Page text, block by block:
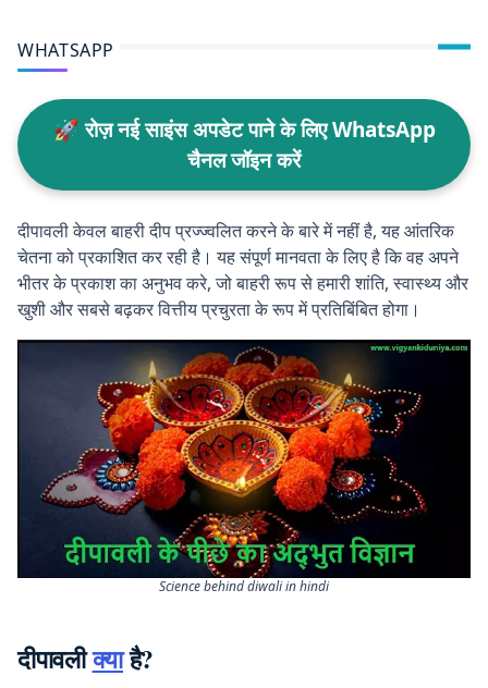
WHATSAPP
🚀 रोज़ नई साइंस अपडेट पाने के लिए WhatsApp
चैनल जॉइन करें
दीपावली केवल बाहरी दीप प्रज्ज्वलित करने के बारे में नहीं है, यह आंतरिक
चेतना को प्रकाशित कर रही है। यह संपूर्ण मानवता के लिए है कि वह अपने
भीतर के प्रकाश का अनुभव करे, जो बाहरी रूप से हमारी शांति, स्वास्थ्य और
खुशी और सबसे बढ़कर वित्तीय प्रचुरता के रूप में प्रतिबिंबित होगा।
Science behind diwali in hindi
दीपावलीक्याहै?